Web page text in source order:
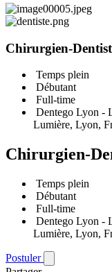
Chirurgien-
Temps plein
Débutant
Full-time
Dentego Lyon -
Lumière, Lyon,
Chirurgien-
Temps plein
Débutant
Full-time
Dentego Lyon -
Lumière, Lyon,
Postuler